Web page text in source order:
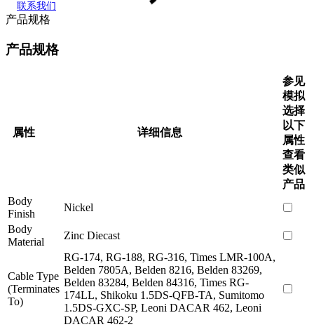
联系我们
产品规格
产品规格
属性 详细信息
参见
模拟
选择
以下
属性
查看
类似
产品
Body
Finish
Nickel
Body
Material
Zinc Diecast
Cable Type
(Terminates
To)
RG-174, RG-188, RG-316, Times LMR-100A,
Belden 7805A, Belden 8216, Belden 83269,
Belden 83284, Belden 84316, Times RG-
174LL, Shikoku 1.5DS-QFB-TA, Sumitomo
1.5DS-GXC-SP, Leoni DACAR 462, Leoni
DACAR 462-2